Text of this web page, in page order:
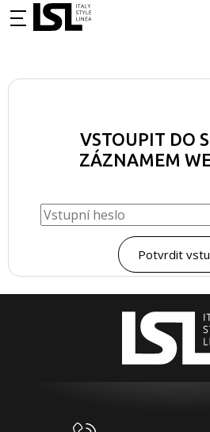
VSTOUPIT DO
ZÁZNAMEM